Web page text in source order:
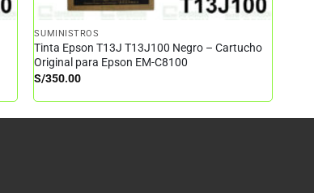
SUMINISTROS
Tinta Epson T13J T13J100 Negro – Cartucho
Original para Epson EM-C8100
S/350.00